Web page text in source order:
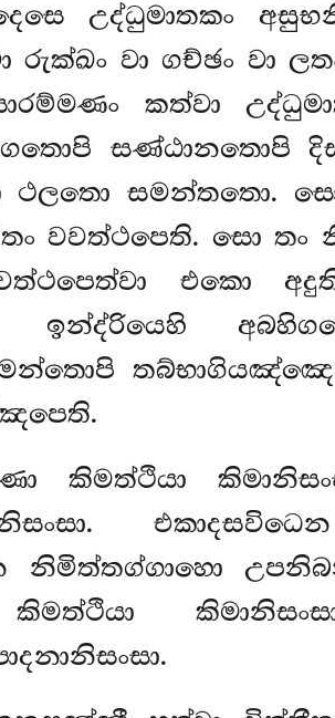
උද්ධුමාතකං
රුක්ඛං වා ගච්ඡං වා
කත්වා
සණ්ඨානතොපි
සමන්තතො. සො
වවත්ථපෙති. සො තං
එකො
ඉන්ද්රියෙහි
කිමත්ථියා
නිමිත්තග්ගාහො